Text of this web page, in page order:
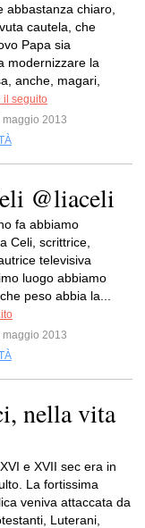
abbastanza chiaro,
cautela, che
Papa sia
modernizzare la
anche, magari,
il seguito
maggio 2013
@liaceli
fa abbiamo
Celi, scrittrice,
televisiva
luogo abbiamo
peso abbia la...
maggio 2013
nella vita
e XVII sec era in
La fortissima
veniva attaccata da
Luterani,